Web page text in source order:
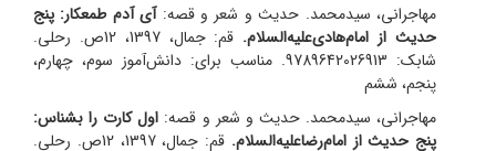
مهاجرانی، سیدمحمد. حدیث و شعر و قصه:آی آدم طمعکار: پنج
حدیث از امام‌هادی‌علیه‌السلام.
قم: جمال، 1397، 12ص. رحلی.
شابک: 9789642026913. مناسب برای: دانش‌آموز سوم، چهارم،
پنجم، ششم
مهاجرانی، سیدمحمد. حدیث و شعر و قصه: اول کارت را بشناس:
پنج حدیث از امام‌رضاعلیه‌السلام.
قم: جمال، 1397، 12ص. رحلی.